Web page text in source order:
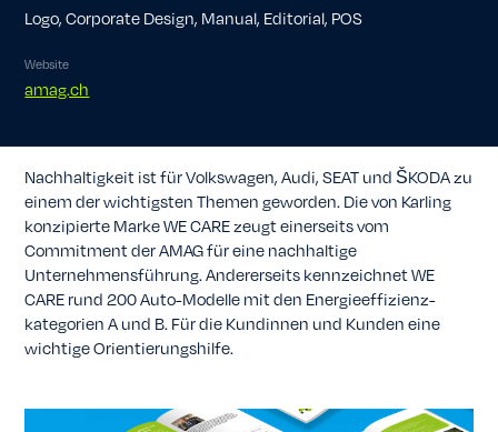
Logo, Corporate Design, Manual, Editorial, POS
Website
amag.ch
Nachhaltigkeit ist für Volkswagen, Audi, SEAT und ŠKODA zu
einem der wichtigsten Themen geworden. Die von Karling
konzipierte Marke WE CARE zeugt einerseits vom
Commitment der AMAG für eine nachhaltige
Unternehmens­führung. Andererseits kennzeichnet WE
CARE rund 200 Auto-Modelle mit den Energie­effizienz­
kategorien A und B. Für die Kundinnen und Kunden eine
wichtige Orientierungshilfe.